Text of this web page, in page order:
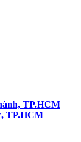
TP.HCM
TP.HCM